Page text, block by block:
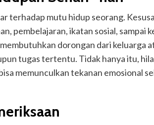
terhadap mutu hidup seorang.
pembelajaran, ikatan sosial, sampai
dorongan dari keluarga
tugas tertentu. Tidak hanya itu,
memunculkan tekanan emosional